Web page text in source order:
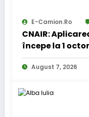
E-Camion.ro
CNAIR:
începe la 1
August 7, 2026